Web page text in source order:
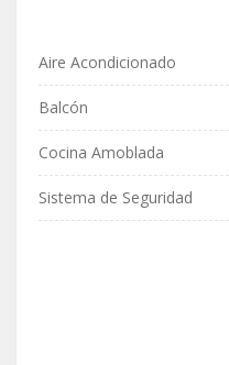
Aire Acondicionado
Balcón
Cocina Amoblada
Sistema de Seguridad